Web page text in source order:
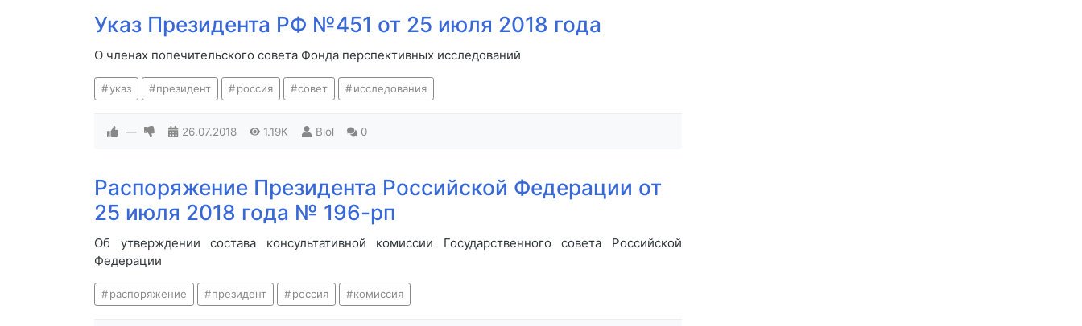
Указ Президента РФ №451 от 25 июля 2018 года
О членах попечительского совета Фонда перспективных исследований
указ президент россия совет исследования
— 26.07.2018 1.19K Biol 0
Распоряжение Президента Российской Федерации от
25 июля 2018 года № 196-рп
Об утверждении состава консультативной комиссии Государственного совета Российской
Федерации
распоряжение президент россия комиссия